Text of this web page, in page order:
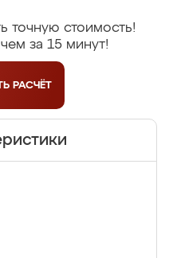
точную стоимость!
за 15 минут!
РАСЧЁТ